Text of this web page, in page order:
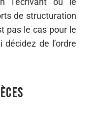
de structuration
pas le cas pour le
décidez de l’ordre